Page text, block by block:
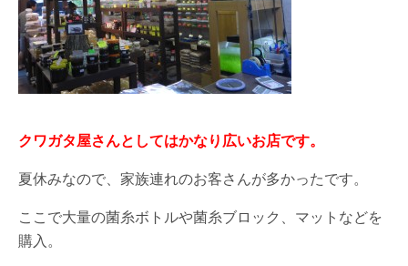
クワガタ屋さんとしてはかなり広いお店です。
夏休みなので、家族連れのお客さんが多かったです。
ここで大量の菌糸ボトルや菌糸ブロック、マットなどを
購入。